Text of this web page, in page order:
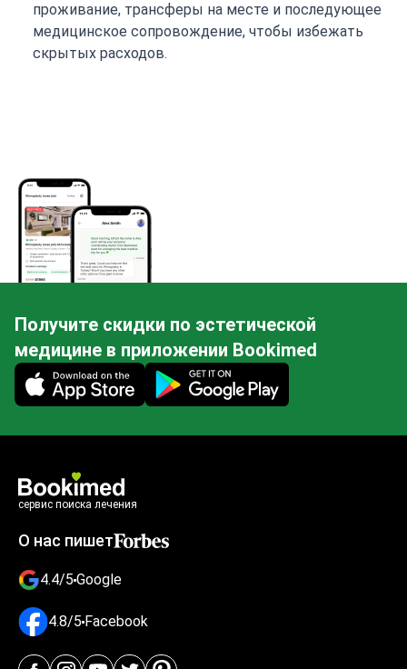
проживание, трансферы на месте и последующее
медицинское сопровождение, чтобы избежать
скрытых расходов.
Получите скидки по эстетической
медицине в приложении Bookimed
Mobile app illustration
сервис поиска лечения
О нас пишет
4.4/5 Google
4.8/5 Facebook